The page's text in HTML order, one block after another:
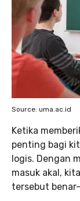
Source: uma.ac.id
Ketika
penting bagi
logis. Dengan
masuk akal,
tersebut